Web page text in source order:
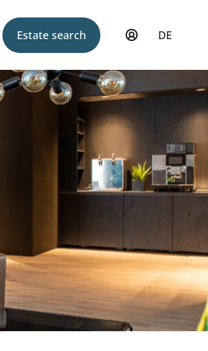
Estate search DE